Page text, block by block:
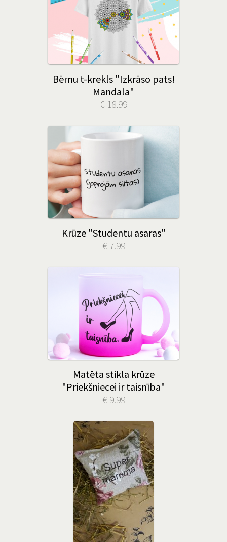
Bērnu t-krekls "Izkrāso pats!
Mandala"
€ 18.99
Krūze "Studentu asaras"
€ 7.99
Matēta stikla krūze
"Priekšniecei ir taisnība"
€ 9.99